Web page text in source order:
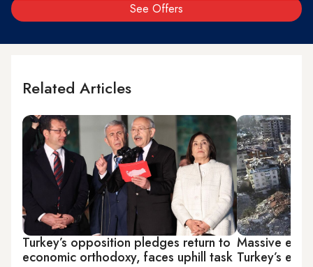
See Offers
Related Articles
Turkey’s opposition pledges return to
economic orthodoxy, faces uphill task
Massive
Turkey’s